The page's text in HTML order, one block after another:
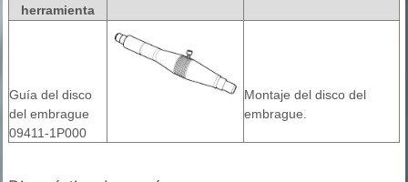
herramienta
Guía del disco
del embrague
09411-1P000
Montaje del disco del
embrague.